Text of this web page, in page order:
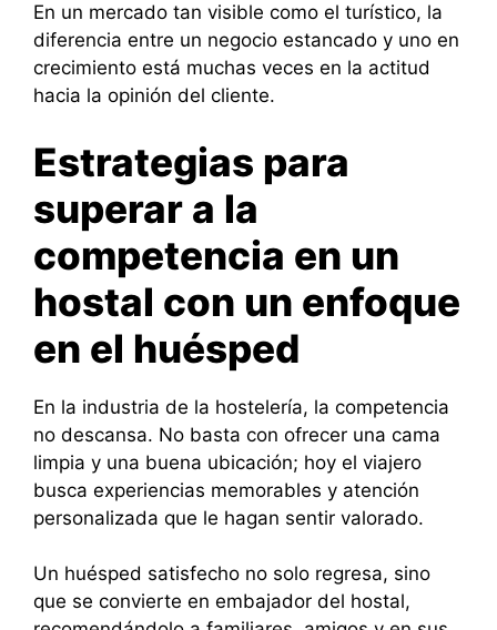
En un mercado tan visible como el turístico, la
diferencia entre un negocio estancado y uno en
crecimiento está muchas veces en la actitud
hacia la opinión del cliente.
Estrategias para
superar a la
competencia en un
hostal con un enfoque
en el huésped
En la industria de la hostelería, la competencia
no descansa. No basta con ofrecer una cama
limpia y una buena ubicación; hoy el viajero
busca experiencias memorables y atención
personalizada que le hagan sentir valorado.
Un huésped satisfecho no solo regresa, sino
que se convierte en embajador del hostal,